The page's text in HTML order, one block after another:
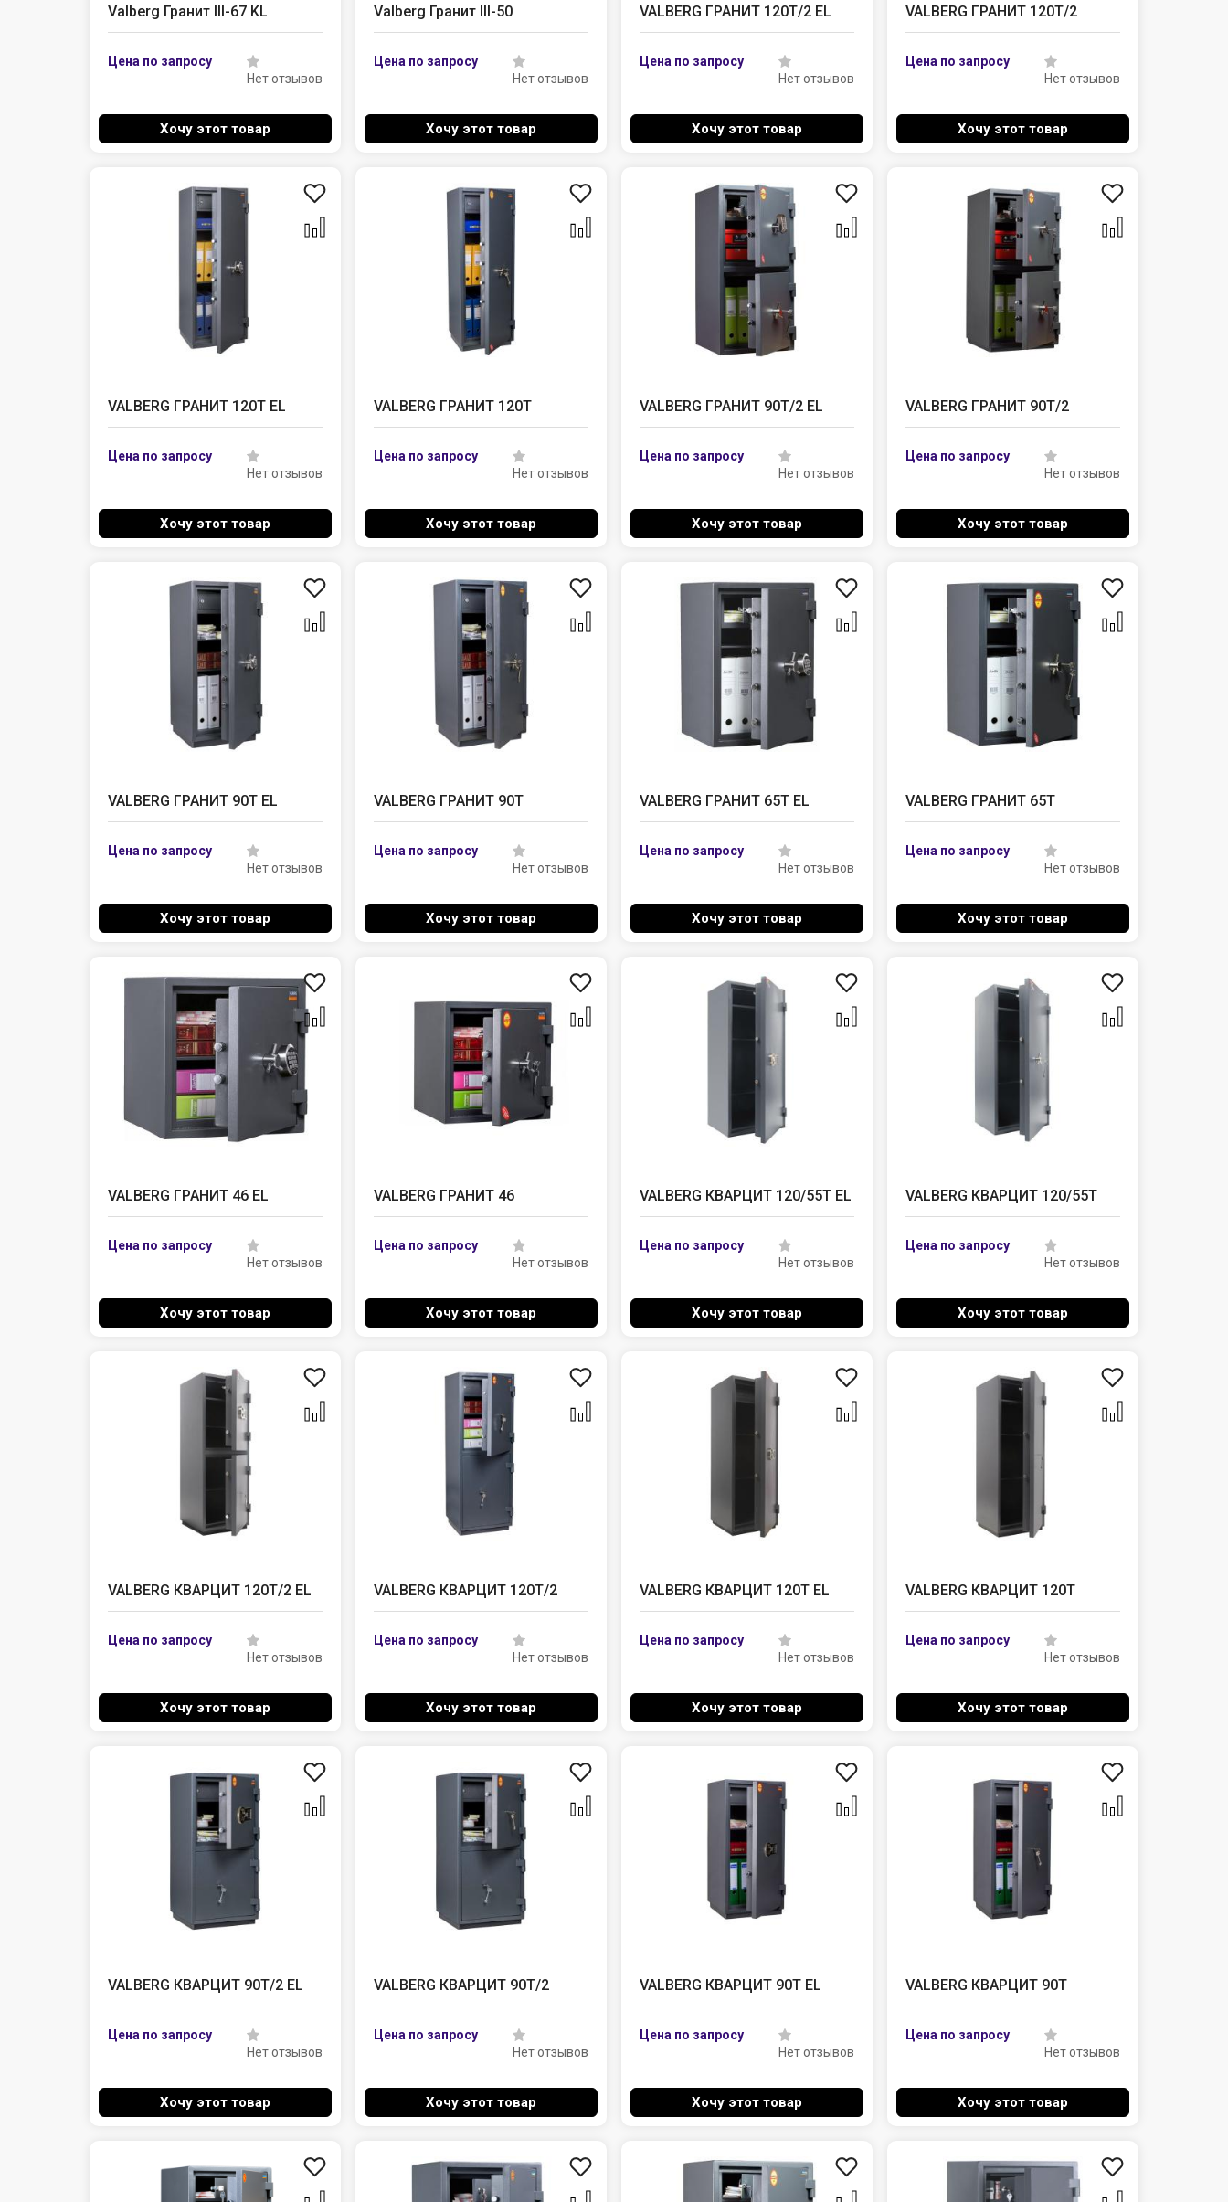
Valberg Гранит III-67 KL
Нет отзывов
Хочу этот товар
Valberg Гранит III-50
Нет отзывов
Хочу этот товар
VALBERG ГРАНИТ 120T/2 EL
Нет отзывов
Хочу этот товар
VALBERG ГРАНИТ 120T/2
Нет отзывов
Хочу этот товар
VALBERG ГРАНИТ 120Т EL
Нет отзывов
Хочу этот товар
VALBERG ГРАНИТ 120Т
Нет отзывов
Хочу этот товар
VALBERG ГРАНИТ 90T/2 EL
Нет отзывов
Хочу этот товар
VALBERG ГРАНИТ 90T/2
Нет отзывов
Хочу этот товар
VALBERG ГРАНИТ 90Т EL
Нет отзывов
Хочу этот товар
VALBERG ГРАНИТ 90Т
Нет отзывов
Хочу этот товар
VALBERG ГРАНИТ 65Т EL
Нет отзывов
Хочу этот товар
VALBERG ГРАНИТ 65Т
Нет отзывов
Хочу этот товар
VALBERG ГРАНИТ 46 EL
Нет отзывов
Хочу этот товар
VALBERG ГРАНИТ 46
Нет отзывов
Хочу этот товар
VALBERG КВАРЦИТ 120/55T EL
Нет отзывов
Хочу этот товар
VALBERG КВАРЦИТ 120/55T
Нет отзывов
Хочу этот товар
VALBERG КВАРЦИТ 120Т/2 EL
Нет отзывов
Хочу этот товар
VALBERG КВАРЦИТ 120Т/2
Нет отзывов
Хочу этот товар
VALBERG КВАРЦИТ 120Т EL
Нет отзывов
Хочу этот товар
VALBERG КВАРЦИТ 120Т
Нет отзывов
Хочу этот товар
VALBERG КВАРЦИТ 90Т/2 EL
Нет отзывов
Хочу этот товар
VALBERG КВАРЦИТ 90Т/2
Нет отзывов
Хочу этот товар
VALBERG КВАРЦИТ 90Т EL
Нет отзывов
Хочу этот товар
VALBERG КВАРЦИТ 90Т
Нет отзывов
Хочу этот товар